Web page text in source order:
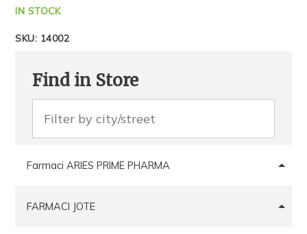
IN STOCK
SKU: 14002
Find in Store
Farmaci ARIES PRIME PHARMA
FARMACI JOTE